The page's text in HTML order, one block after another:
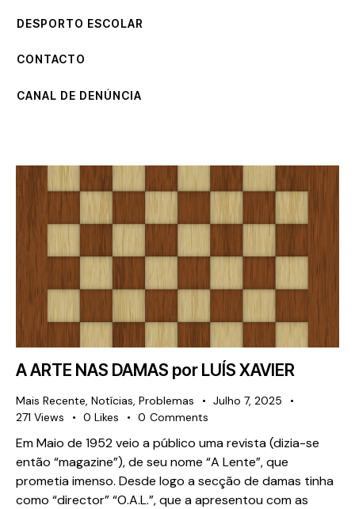
DESPORTO ESCOLAR
CONTACTO
CANAL DE DENÚNCIA
A ARTE NAS DAMAS por LUÍS XAVIER
Mais Recente, Notícias, Problemas
Julho 7, 2025
271 Views 0 Likes 0 Comments
Em Maio de 1952 veio a público uma revista (dizia-se
então “magazine”), de seu nome “A Lente”, que
prometia imenso. Desde logo a secção de damas tinha
como “director” “O.A.L.”, que a apresentou com as